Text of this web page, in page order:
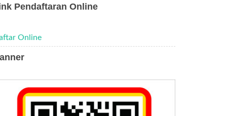
Pendaftaran Online
Online